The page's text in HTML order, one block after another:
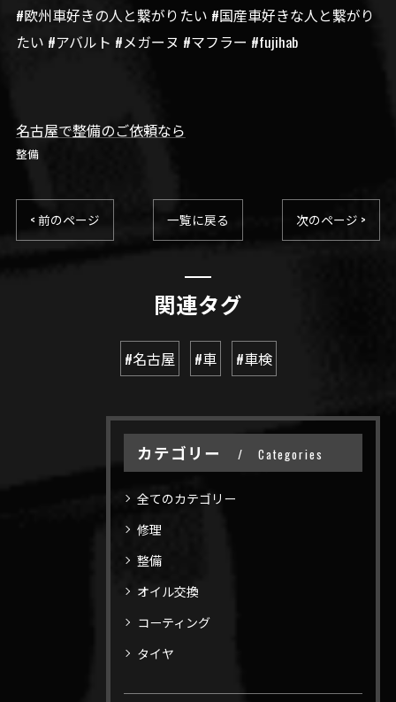
#欧州車好きの人と繋がりたい #国産車好きな人と繋がり
たい #アバルト #メガーヌ #マフラー #fujihab
名古屋で整備のご依頼なら
整備
< 前のページ 一覧に戻る 次のページ >
関連タグ
#名古屋 #車 #車検
カテゴリー Categories
全てのカテゴリー
修理
整備
オイル交換
コーティング
タイヤ